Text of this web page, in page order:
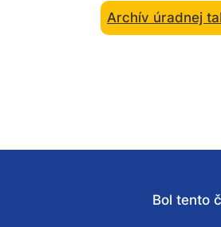
Archív úradnej
Bol tento